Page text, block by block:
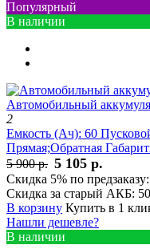
Популярный
В наличии
Автомобильный
2
Емкость (Ач): 60
Прямая;Обратная
5 900 р. 5 105 р.
Скидка 5% по предзаказу:
Скидка за старый АКБ:
В корзину Купить в 1
Нашли дешевле?
В наличии